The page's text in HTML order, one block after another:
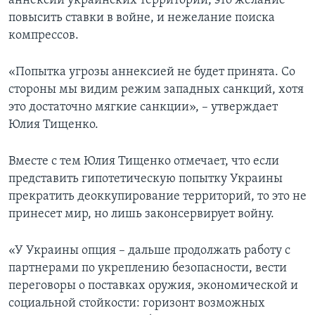
повысить ставки в войне, и нежелание поиска
компрессов.
«Попытка угрозы аннексией не будет принята. Со
стороны мы видим режим западных санкций, хотя
это достаточно мягкие санкции», – утверждает
Юлия Тищенко.
Вместе с тем Юлия Тищенко отмечает, что если
представить гипотетическую попытку Украины
прекратить деоккупирование территорий, то это не
принесет мир, но лишь законсервирует войну.
«У Украины опция – дальше продолжать работу с
партнерами по укреплению безопасности, вести
переговоры о поставках оружия, экономической и
социальной стойкости: горизонт возможных